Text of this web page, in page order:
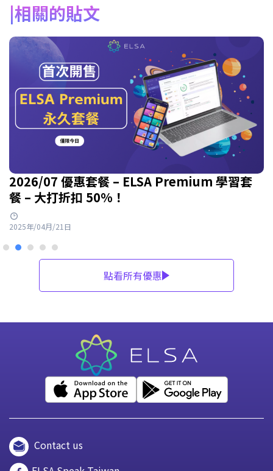
相關的貼文
2026/07 優惠套餐 – ELSA Premium 學習套
餐 – 大打折扣 50%！
2025年/04月/21日
點看所有優惠
Contact us